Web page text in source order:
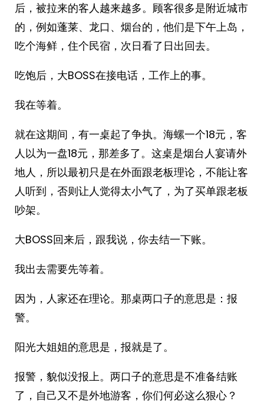
后，被拉来的客人越来越多。顾客很多是附近城市
的，例如蓬莱、龙口、烟台的，他们是下午上岛，
吃个海鲜，住个民宿，次日看了日出回去。
吃饱后，大BOSS在接电话，工作上的事。
我在等着。
就在这期间，有一桌起了争执。海螺一个18元，客
人以为一盘18元，那差多了。这桌是烟台人宴请外
地人，所以最初只是在外面跟老板理论，不能让客
人听到，否则让人觉得太小气了，为了买单跟老板
吵架。
大BOSS回来后，跟我说，你去结一下账。
我出去需要先等着。
因为，人家还在理论。那桌两口子的意思是：报
警。
阳光大姐姐的意思是，报就是了。
报警，貌似没报上。两口子的意思是不准备结账
了，自己又不是外地游客，你们何必这么狠心？